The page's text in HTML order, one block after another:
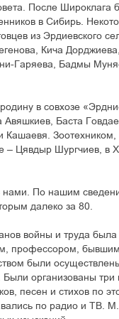
После Широклага
в Сибирь.
из Эрдиевского
Кича
Гаряева, Бадмы
в совхозе
Авяшкиев, Баста
Кашаевя.
Цявдыр Шургчиев, в
По нашим
далеко за 80.
войны и труда
профессором,
были
организованы три
песен и стихов по
по радио и ТВ.